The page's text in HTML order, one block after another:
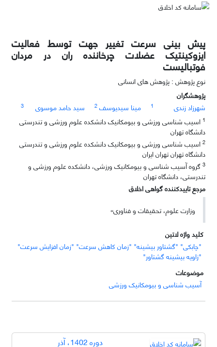
پیش بینی سرعت تغییر جهت توسط فعالیت
ایزوکینتیک عضلات چرخاننده ران در مردان
فوتبالیست
نوع پژوهش : پژوهش های انسانی
پژوهشگران
شهرزاد زندی
1 مینا سیدیوسف 2 سید حامد موسوی
3
1 اسیب شناسی ورزشی و بیومکانیک دانشکده علوم ورزشی و تندرستی
دانشگاه تهران
2 اسیب شناسی ورزشی و بیومکانیک دانشکده علوم ورزشی و تندرستی
دانشگاه تهران تهران ایران
3 گروه آسیب شناسی و بیومکانیک ورزشی، دانشکده علوم ورزشی و
تندرستی، دانشگاه تهران
مرجع تاییدکننده گواهی اخلاق
وزارت علوم، تحقیقات و فناوری»
کلید واژه لاتین
"چابکی" "گشتاور بیشینه" "زمان کاهش سرعت" "زمان افزایش سرعت"
"زاویه بیشینه گشتاور"
موضوعات
آسیب شناسی و بیومکانیک ورزشی
دوره 1402، آذر